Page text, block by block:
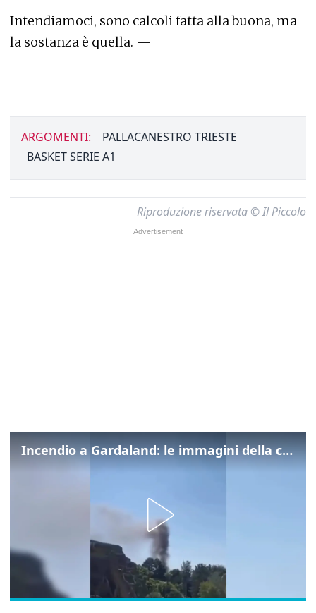
Intendiamoci, sono calcoli fatta alla buona, ma
la sostanza è quella. —
ARGOMENTI:
PALLACANESTRO TRIESTE
BASKET SERIE A1
Riproduzione riservata © Il Piccolo
Incendio a Gardaland: le immagini della colonna di fumo